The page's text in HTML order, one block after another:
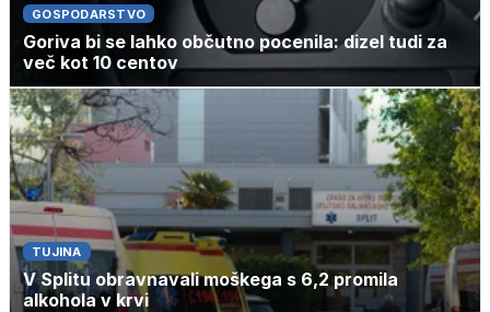
GOSPODARSTVO
Goriva bi se lahko občutno pocenila: dizel tudi za
več kot 10 centov
TUJINA
V Splitu obravnavali moškega s 6,2 promila
alkohola v krvi